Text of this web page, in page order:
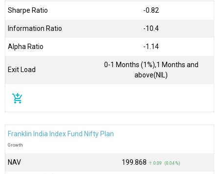
Sharpe Ratio -0.82
Information Ratio -10.4
Alpha Ratio -1.14
Exit Load
0-1 Months (1%),1 Months and
above(NIL)
add_shopping_cart
Franklin India Index Fund Nifty Plan
Growth
NAV ₹199.868 ↑ 0.09 (0.04 %)